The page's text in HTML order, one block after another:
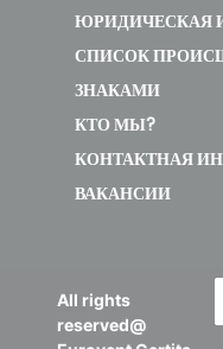
ЮРИДИЧЕСКАЯ
СПИСОК
ЗНАКАМИ
КТО МЫ?
КОНТАКТНАЯ
ВАКАНСИИ
All rights
reserved@